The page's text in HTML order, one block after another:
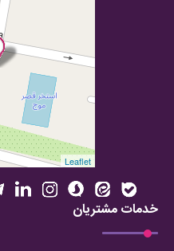
Leaflet
خدمات مشتریان